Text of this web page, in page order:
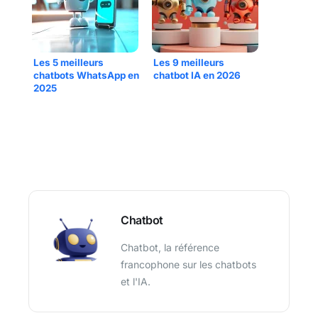
Les 5 meilleurs
chatbots WhatsApp en
2025
Les 9 meilleurs
chatbot IA en 2026
Chatbot
Chatbot, la référence
francophone sur les chatbots
et l'IA.